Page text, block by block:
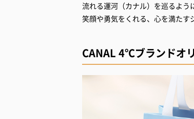
流れる運河（カナル）を巡るよう
笑顔や勇気をくれる、心を満たす
CANAL 4℃ブランドオ